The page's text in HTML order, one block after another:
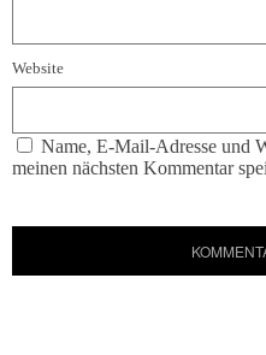
Website
Name, E-Mail-Adresse und
meinen nächsten Kommentar